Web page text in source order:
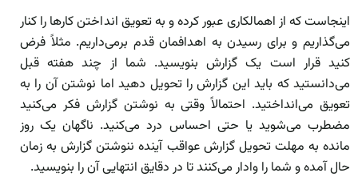
اینجاست که از اهمالکاری عبور کرده و به تعویق انداختن کارها را کنار
می‌گذاریم و برای رسیدن به اهدافمان قدم برمی‌داریم. مثلاً فرض
کنید قرار است یک گزارش بنویسید. شما از چند هفته قبل
می‌دانستید که باید این گزارش را تحویل دهید اما نوشتن آن را به
تعویق می‌انداختید. احتمالاً وقتی به نوشتن گزارش فکر می‌کنید
مضطرب می‌شوید یا حتی احساس درد می‌کنید. ناگهان یک روز
مانده به مهلت تحویل گزارش عواقب آینده ننوشتن گزارش به زمان
حال آمده و شما را وادار می‌کنند تا در دقایق انتهایی آن را بنویسید.